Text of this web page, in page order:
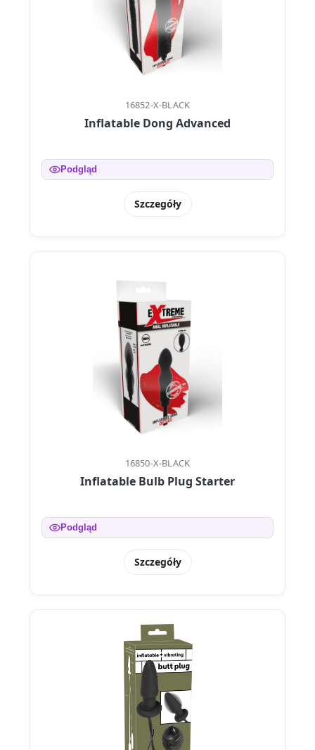
16852-X-BLACK
Inflatable Dong Advanced
Podgląd
Szczegóły
16850-X-BLACK
Inflatable Bulb Plug Starter
Podgląd
Szczegóły